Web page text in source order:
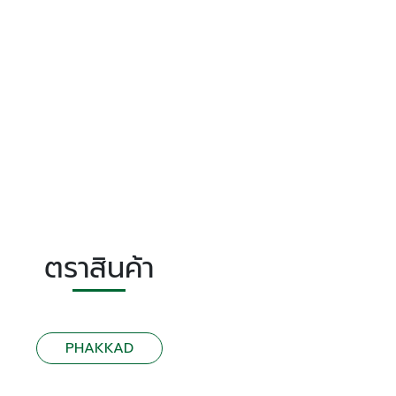
ตราสินค้า
PHAKKAD